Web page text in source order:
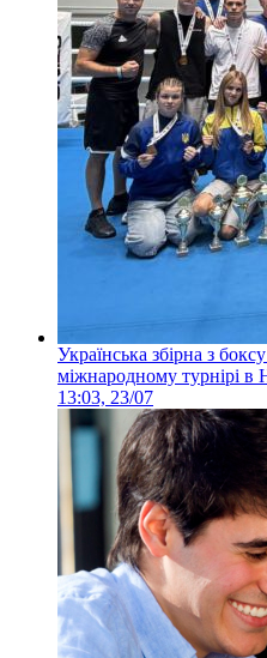
Українська збірна з
міжнародному турнірі в
13:03, 23/07